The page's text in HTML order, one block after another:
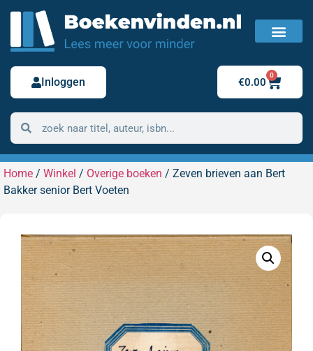
Inloggen €0.00
0
Home / Winkel / Overige boeken / Zeven brieven aan Bert
Bakker senior Bert Voeten